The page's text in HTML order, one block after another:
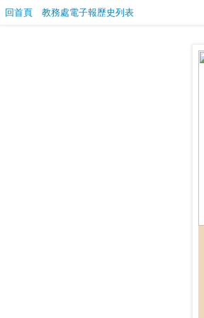
回首頁 教務處電子報歷史列表